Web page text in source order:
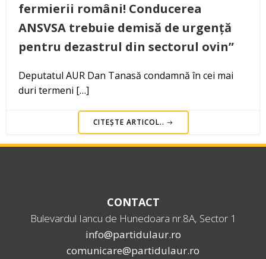
fermierii români! Conducerea
ANSVSA trebuie demisă de urgență
pentru dezastrul din sectorul ovin”
Deputatul AUR Dan Tanasă condamnă în cei mai
duri termeni […]
CITEȘTE ARTICOL..
CONTACT
Bulevardul Iancu de Hunedoara nr.8A, Sector 1
info@partidulaur.ro
comunicare@partidulaur.ro